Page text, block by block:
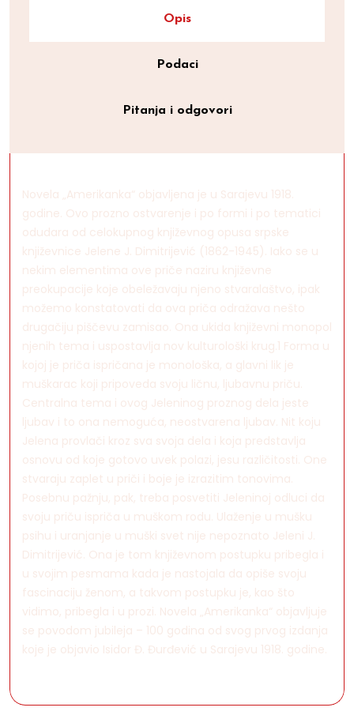
Opis
Podaci
Pitanja i odgovori
Novela „Amerikanka“ objavljena je u Sarajevu 1918.
godine. Ovo prozno ostvarenje i po formi i po tematici
odudara od celokupnog književnog opusa srpske
književnice Jelene J. Dimitrijević (1862-1945). Iako se u
nekim elementima ove priče naziru književne
preokupacije koje obeležavaju njeno stvaralaštvo, ipak
možemo konstatovati da ova priča odražava nešto
drugačiju piščevu zamisao. Ona ukida književni monopol
njenih tema i uspostavlja nov kulturološki krug.1 Forma u
kojoj je priča ispričana je monološka, a glavni lik je
muškarac koji pripoveda svoju ličnu, ljubavnu priču.
Centralna tema i ovog Jeleninog proznog dela jeste
ljubav i to ona nemoguća, neostvarena ljubav. Nit koju
Jelena provlači kroz sva svoja dela i koja predstavlja
osnovu od koje gotovo uvek polazi, jesu različitosti. One
stvaraju zaplet u priči i boje je izrazitim tonovima.
Posebnu pažnju, pak, treba posvetiti Jeleninoj odluci da
svoju priču ispriča u muškom rodu. Ulaženje u mušku
psihu i uranjanje u muški svet nije nepoznato Jeleni J.
Dimitrijević. Ona je tom književnom postupku pribegla i
u svojim pesmama kada je nastojala da opiše svoju
fascinaciju ženom, a takvom postupku je, kao što
vidimo, pribegla i u prozi. Novela „Amerikanka“ objavljuje
se povodom jubileja – 100 godina od svog prvog izdanja
koje je objavio Isidor Đ. Đurđević u Sarajevu 1918. godine.